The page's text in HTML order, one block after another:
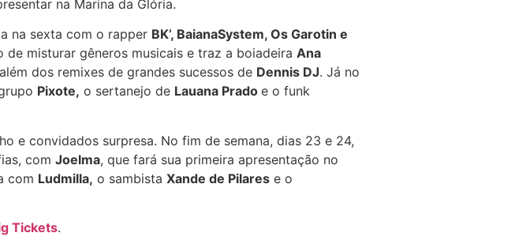
na Marina da Glória.
na sexta com o rapper BK’, BaianaSystem, Os Garotin e
misturar gêneros musicais e traz a boiadeira Ana
dos remixes de grandes sucessos de Dennis DJ. Já no
Pixote, o sertanejo de Lauana Prado e o funk
e convidados surpresa. No fim de semana, dias 23 e 24,
com Joelma, que fará sua primeira apresentação no
com Ludmilla, o sambista Xande de Pilares e o
Tickets.